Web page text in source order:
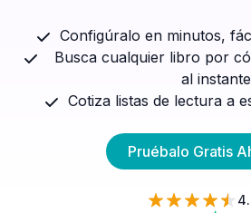
Configúralo en minutos,
Busca cualquier libro por
al instante
Cotiza listas de lectura a
Pruébalo Gratis